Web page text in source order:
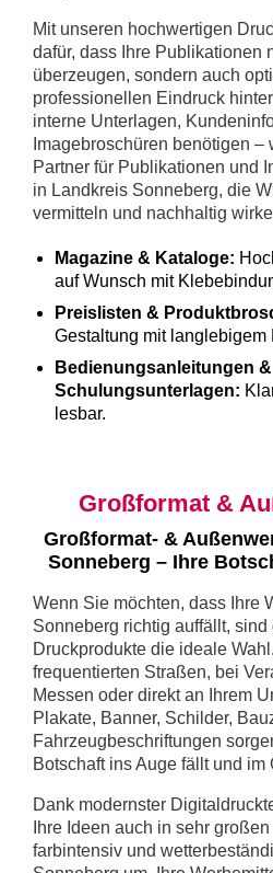
Mit unseren hochwertigen
dafür, dass Ihre Publikationen
überzeugen, sondern auch
professionellen Eindruck
interne Unterlagen,
Imagebroschüren benötigen
Partner für Publikationen und
in Landkreis Sonneberg, die
vermitteln und nachhaltig
Magazine & Kataloge:
auf Wunsch mit
Preislisten &
Gestaltung mit langlebigem
Bedienungsanleitungen &
Schulungsunterlagen:
lesbar.
Großformat &
Großformat- &
Sonneberg – Ihre
Wenn Sie möchten, dass Ihre
Sonneberg richtig auffällt,
Druckprodukte die ideale
frequentierten Straßen, bei
Messen oder direkt an Ihrem
Plakate, Banner, Schilder,
Fahrzeugbeschriftungen
Botschaft ins Auge fällt und im
Dank modernster
Ihre Ideen auch in sehr
farbintensiv und